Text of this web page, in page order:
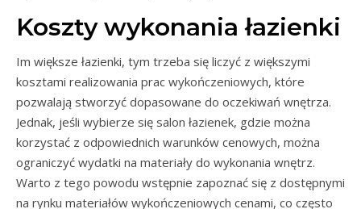
Koszty wykonania łazienki
Im większe łazienki, tym trzeba się liczyć z większymi
kosztami realizowania prac wykończeniowych, które
pozwalają stworzyć dopasowane do oczekiwań wnętrza.
Jednak, jeśli wybierze się salon łazienek, gdzie można
korzystać z odpowiednich warunków cenowych, można
ograniczyć wydatki na materiały do wykonania wnętrz.
Warto z tego powodu wstępnie zapoznać się z dostępnymi
na rynku materiałów wykończeniowych cenami, co często